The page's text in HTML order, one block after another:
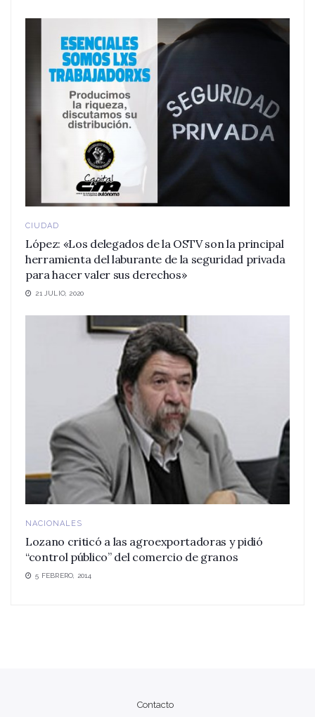
CIUDAD
López: «Los delegados de la OSTV son la principal
herramienta del laburante de la seguridad privada
para hacer valer sus derechos»
21 JULIO, 2020
NACIONALES
Lozano criticó a las agroexportadoras y pidió
“control público” del comercio de granos
5 FEBRERO, 2014
Contacto